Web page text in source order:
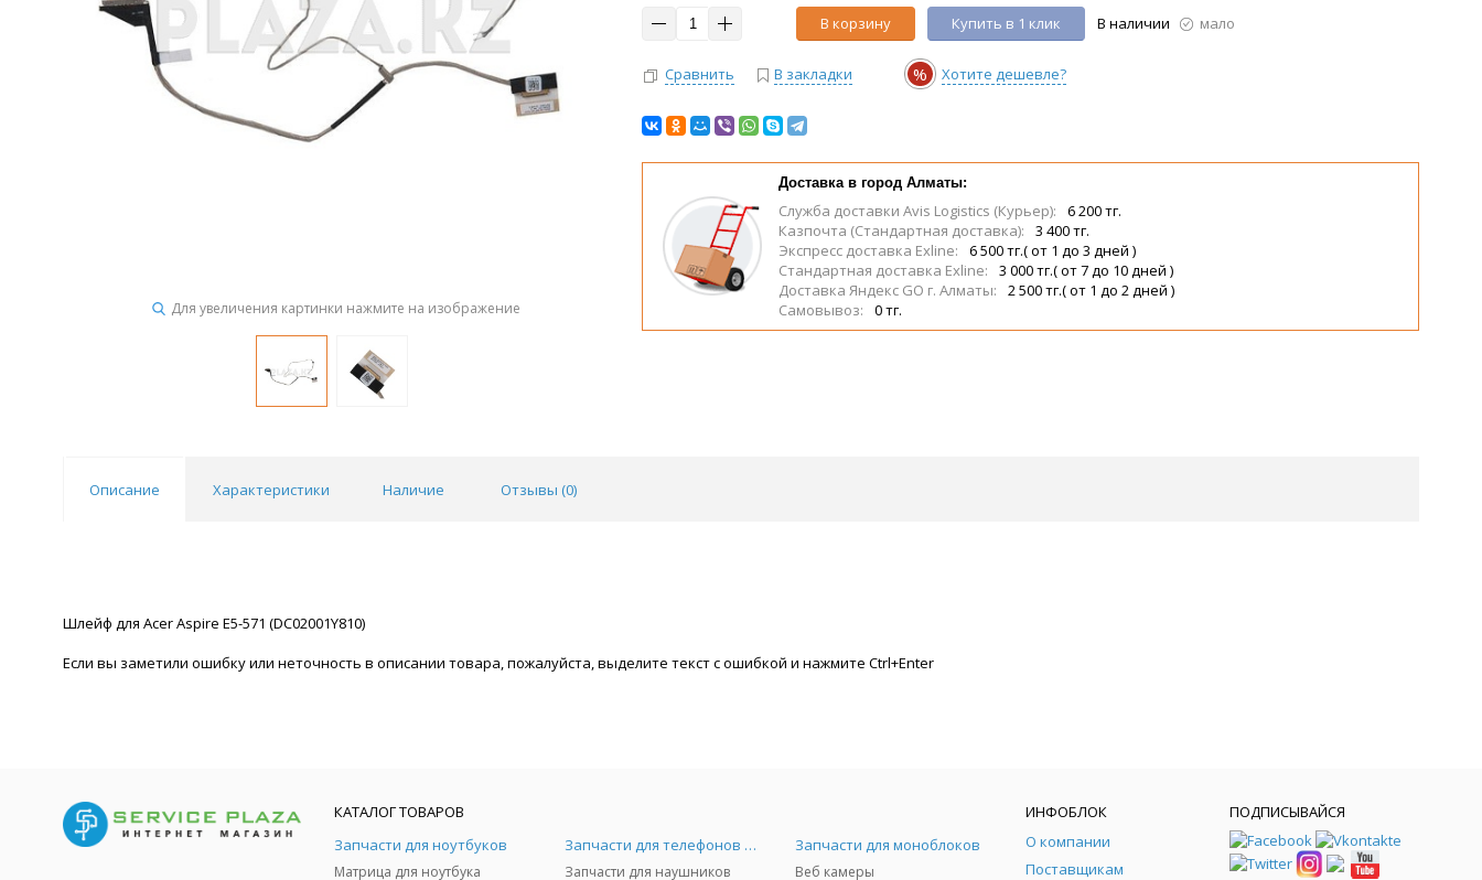
Для увеличения картинки нажмите на изображение
В корзину Купить в 1 клик В наличии мало
Сравнить В закладки % Хотите дешевле?
Доставка в город Алматы:
Служба доставки Avis Logistics (Курьер):
6 200 тг.
Казпочта (Стандартная доставка):
3 400 тг.
Экспресс доставка Exline:
6 500 тг.( от 1 до 3 дней )
Стандартная доставка Exline:
3 000 тг.( от 7 до 10 дней )
Доставка Яндекс GO г. Алматы:
2 500 тг.( от 1 до 2 дней )
Самовывоз:
0 тг.
Описание Характеристики Наличие Отзывы (0)
Шлейф для Acer Aspire E5-571 (DC02001Y810)
Если вы заметили ошибку или неточность в описании товара, пожалуйста, выделите текст с ошибкой и нажмите Ctrl+Enter
КАТАЛОГ ТОВАРОВ
Запчасти для ноутбуков
Матрица для ноутбука
Запчасти для телефонов и Airpods
Запчасти для наушников
Запчасти для моноблоков
Веб камеры
ИНФОБЛОК
О компании
Поставщикам
ПОДПИСЫВАЙСЯ